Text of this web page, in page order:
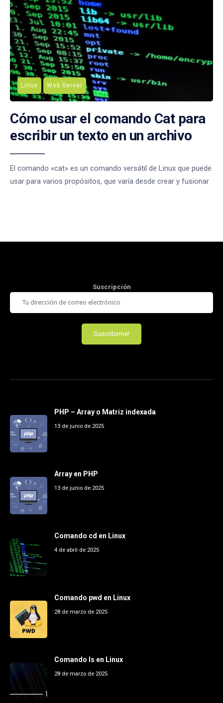
Linux Web Server
Cómo usar el comando Cat para
escribir un texto en un archivo
El comando «cat» es un comando versátil de Linux que puede
usar para varios propósitos, que varía desde crear y fusionar
Suscripción
PHP – Array o Matriz indexada
13 de junio de 2025
Array en PHP
13 de junio de 2025
Comando cd en Linux
4 de abril de 2025
Comando pwd en Linux
28 de marzo de 2025
Comando ls en Linux
28 de marzo de 2025